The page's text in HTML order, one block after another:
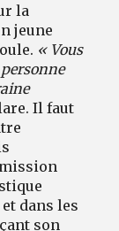
la
jeune
« Vous
personne
Il faut
dans les
son